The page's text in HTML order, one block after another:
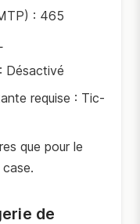
: 465
Désactivé
requise : Tic-
que pour le
de